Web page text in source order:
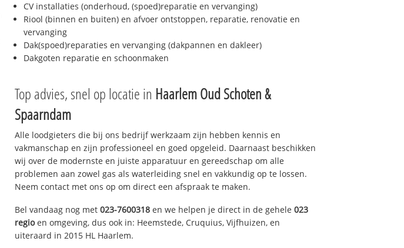
CV installaties (onderhoud, (spoed)reparatie en vervanging)
Riool (binnen en buiten) en afvoer ontstoppen, reparatie, renovatie en
vervanging
Dak(spoed)reparaties en vervanging (dakpannen en dakleer)
Dakgoten reparatie en schoonmaken
Top advies, snel op locatie in Haarlem Oud Schoten &
Spaarndam
Alle loodgieters die bij ons bedrijf werkzaam zijn hebben kennis en
vakmanschap en zijn professioneel en goed opgeleid. Daarnaast beschikken
wij over de modernste en juiste apparatuur en gereedschap om alle
problemen aan zowel gas als waterleiding snel en vakkundig op te lossen.
Neem contact met ons op om direct een afspraak te maken.
Bel vandaag nog met 023-7600318 en we helpen je direct in de gehele 023
regioen omgeving, dus ook in: Heemstede, Cruquius, Vijfhuizen, en
uiteraard in 2015 HL Haarlem.